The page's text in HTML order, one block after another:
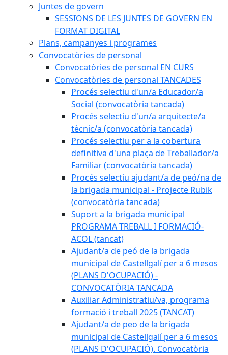
Juntes de govern
SESSIONS DE LES JUNTES DE GOVERN EN
FORMAT DIGITAL
Plans, campanyes i programes
Convocatòries de personal
Convocatòries de personal EN CURS
Convocatòries de personal TANCADES
Procés selectiu d'un/a Educador/a
Social (convocatòria tancada)
Procés selectiu d'un/a arquitecte/a
tècnic/a (convocatòria tancada)
Procés selectiu per a la cobertura
definitiva d'una plaça de Treballador/a
Familiar (convocatòria tancada)
Procés selectiu ajudant/a de peó/na de
la brigada municipal - Projecte Rubik
(convocatòria tancada)
Suport a la brigada municipal
PROGRAMA TREBALL I FORMACIÓ-
ACOL (tancat)
Ajudant/a de peó de la brigada
municipal de Castellgalí per a 6 mesos
(PLANS D'OCUPACIÓ) -
CONVOCATÒRIA TANCADA
Auxiliar Administratiu/va, programa
formació i treball 2025 (TANCAT)
Ajudant/a de peo de la brigada
municipal de Castellgalí per a 6 mesos
(PLANS D'OCUPACIÓ). Convocatòria